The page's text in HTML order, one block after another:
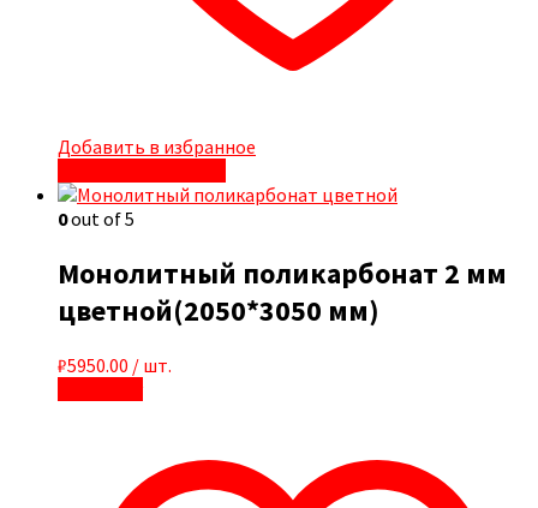
Добавить в избранное
0out of 5
Монолитный поликарбонат 2 мм
цветной(2050*3050 мм)
₽5950.00 / шт.